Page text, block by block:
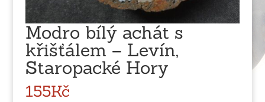
Modro bílý achát s
křišťálem – Levín,
Staropacké Hory
155Kč